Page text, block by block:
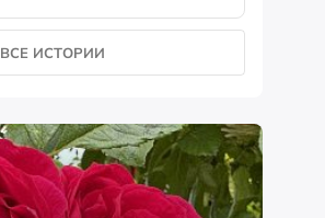
ВСЕ ИСТОРИИ